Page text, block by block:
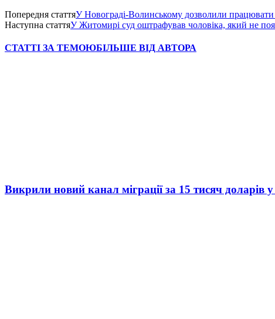
Попередня статтяУ Новограді-Волинському дозволили працювати
Наступна статтяУ Житомирі суд оштрафував чоловіка, який не
СТАТТІ ЗА ТЕМОЮБІЛЬШЕ ВІД АВТОРА
Викрили новий канал міграції за 15 тисяч доларів